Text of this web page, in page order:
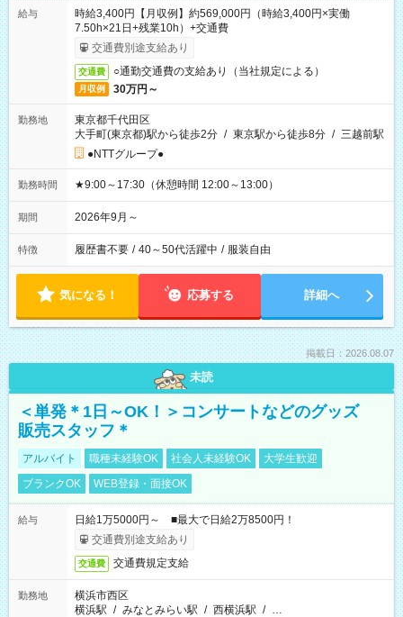
給与
時給3,400円【月収例】約569,000円（時給3,400円×実働
7.50h×21日+残業10h）+交通費
交通費別途支給あり
交通費 ○通勤交通費の支給あり（当社規定による）
月収例 30万円～
勤務地
東京都千代田区
大手町(東京都)駅から徒歩2分 / 東京駅から徒歩8分 / 三越前駅
●NTTグループ●
勤務時間 ★9:00～17:30（休憩時間 12:00～13:00）
期間 2026年9月～
特徴 履歴書不要 / 40～50代活躍中 / 服装自由
気になる！ 応募する 詳細へ
掲載日：2026.08.07
未読
＜単発＊1日～OK！＞コンサートなどのグッズ
販売スタッフ＊
アルバイト 職種未経験OK 社会人未経験OK
大学生歓迎
ブランクOK
WEB登録・面接OK
給与
日給1万5000円～ ■最大で日給2万8500円！
交通費別途支給あり
交通費 交通費規定支給
勤務地
横浜市西区
横浜駅 / みなとみらい駅 / 西横浜駅 / …